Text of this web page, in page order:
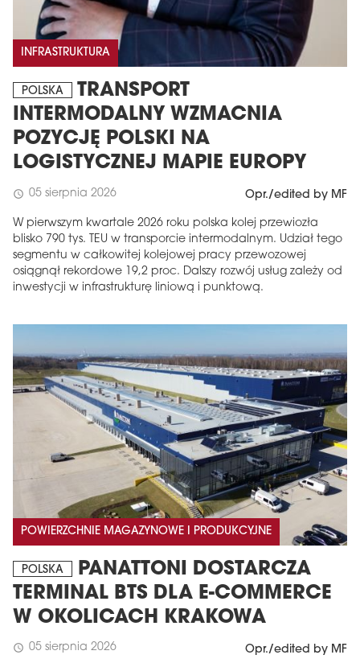
INFRASTRUKTURA
POLSKA
TRANSPORT
INTERMODALNY WZMACNIA
POZYCJĘ POLSKI NA
LOGISTYCZNEJ MAPIE EUROPY
schedule 05 sierpnia 2026 Opr./edited by MF
W pierwszym kwartale 2026 roku polska kolej przewiozła
blisko 790 tys. TEU w transporcie intermodalnym. Udział tego
segmentu w całkowitej kolejowej pracy przewozowej
osiągnął rekordowe 19,2 proc. Dalszy rozwój usług zależy od
inwestycji w infrastrukturę liniową i punktową.
POWIERZCHNIE MAGAZYNOWE I PRODUKCYJNE
POLSKA
PANATTONI DOSTARCZA
TERMINAL BTS DLA E-COMMERCE
W OKOLICACH KRAKOWA
schedule 05 sierpnia 2026 Opr./edited by MF